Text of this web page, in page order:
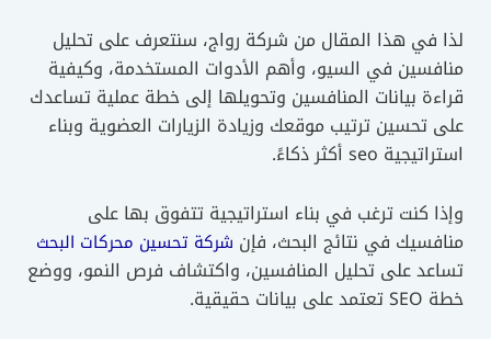
لذا في هذا المقال من شركة رواج، سنتعرف على تحليل
منافسين في السيو، وأهم الأدوات المستخدمة، وكيفية
قراءة بيانات المنافسين وتحويلها إلى خطة عملية تساعدك
على تحسين ترتيب موقعك وزيادة الزيارات العضوية وبناء
استراتيجية seo أكثر ذكاءً.
وإذا كنت ترغب في بناء استراتيجية تتفوق بها على
منافسيك في نتائج البحث، فإن شركة تحسين محركات البحث
تساعد على تحليل المنافسين، واكتشاف فرص النمو، ووضع
خطة SEO تعتمد على بيانات حقيقية.